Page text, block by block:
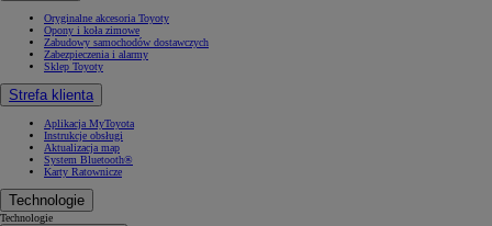
Oryginalne akcesoria Toyoty
Opony i koła zimowe
Zabudowy samochodów dostawczych
Zabezpieczenia i alarmy
Sklep Toyoty
Strefa klienta
Aplikacja MyToyota
Instrukcje obsługi
Aktualizacja map
System Bluetooth®
Karty Ratownicze
Technologie
Technologie